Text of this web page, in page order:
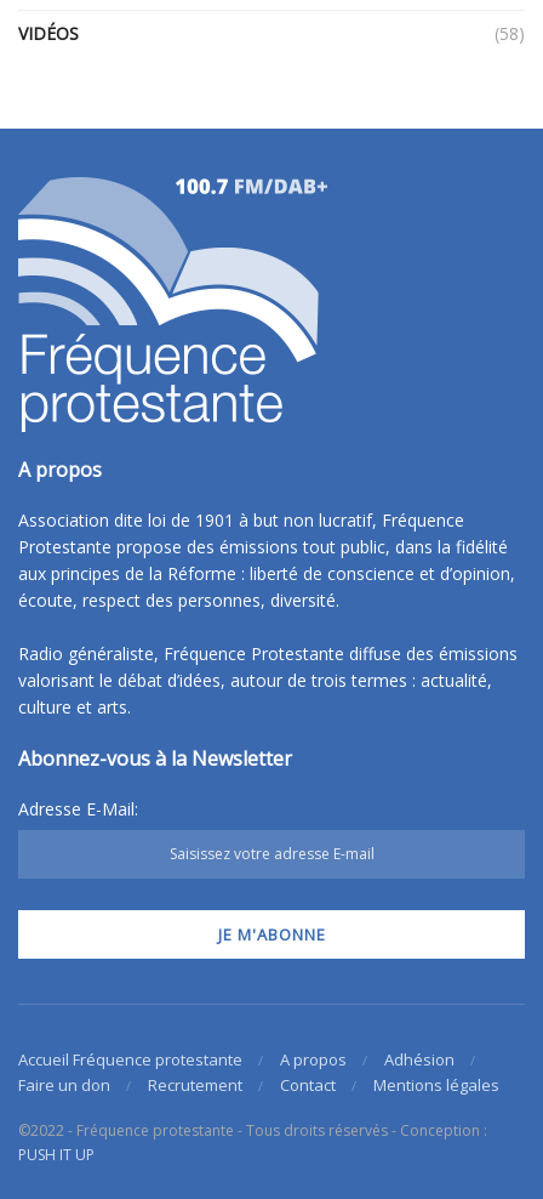
VIDÉOS
(58)
A propos
Association dite loi de 1901 à but non lucratif, Fréquence
Protestante propose des émissions tout public, dans la fidélité
aux principes de la Réforme : liberté de conscience et d’opinion,
écoute, respect des personnes, diversité.
Radio généraliste, Fréquence Protestante diffuse des émissions
valorisant le débat d’idées, autour de trois termes : actualité,
culture et arts.
Abonnez-vous à la Newsletter
Adresse E-Mail:
Accueil Fréquence protestante A propos
Adhésion
Faire un don
Recrutement Contact Mentions légales
©2022 - Fréquence protestante - Tous droits réservés - Conception :
PUSH IT UP